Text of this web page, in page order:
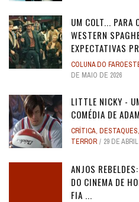
UM COLT... PARA
WESTERN
EXPECTATIVAS
COLUNA DO
DE MAIO DE 2026
LITTLE NICKY -
COMÉDIA DE
CRÍTICA, DESTAQUES,
TERROR
29 DE
ANJOS
DO CINEMA DE
FIA ...